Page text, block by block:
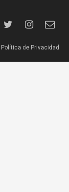
Política de Privacidad